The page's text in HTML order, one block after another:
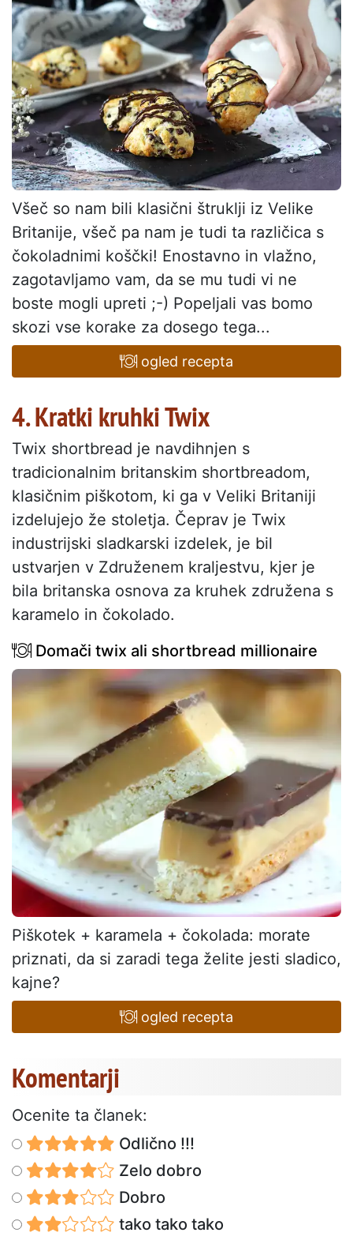
Všeč so nam bili klasični štruklji iz Velike
Britanije, všeč pa nam je tudi ta različica s
čokoladnimi koščki! Enostavno in vlažno,
zagotavljamo vam, da se mu tudi vi ne
boste mogli upreti ;-) Popeljali vas bomo
skozi vse korake za dosego tega...
ogled recepta
4. Kratki kruhki Twix
Twix shortbread je navdihnjen s
tradicionalnim britanskim shortbreadom,
klasičnim piškotom, ki ga v Veliki Britaniji
izdelujejo že stoletja. Čeprav je Twix
industrijski sladkarski izdelek, je bil
ustvarjen v Združenem kraljestvu, kjer je
bila britanska osnova za kruhek združena s
karamelo in čokolado.
Domači twix ali shortbread millionaire
Piškotek + karamela + čokolada: morate
priznati, da si zaradi tega želite jesti sladico,
kajne?
ogled recepta
Komentarji
Ocenite ta članek:
Odlično !!!
Zelo dobro
Dobro
tako tako tako